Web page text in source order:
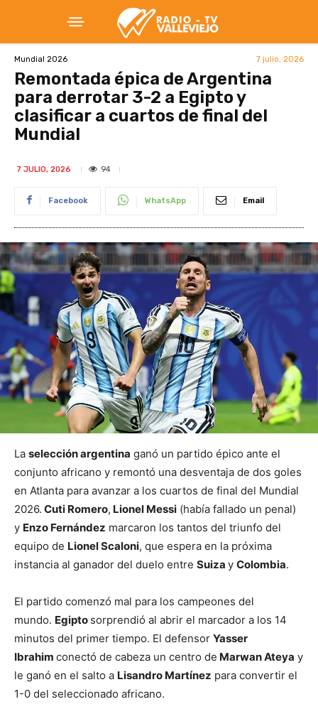
Mundial 2026 7 julio, 2026
Remontada épica de Argentina
para derrotar 3-2 a Egipto y
clasificar a cuartos de final del
Mundial
7 JULIO, 2026 94
Facebook WhatsApp Email
La selección argentina ganó un partido épico ante el
conjunto africano y remontó una desventaja de dos goles
en Atlanta para avanzar a los cuartos de final del Mundial
2026. Cuti Romero, Lionel Messi (había fallado un penal)
y Enzo Fernández marcaron los tantos del triunfo del
equipo de Lionel Scaloni, que espera en la próxima
instancia al ganador del duelo entre Suiza y Colombia.
El partido comenzó mal para los campeones del
mundo. Egipto sorprendió al abrir el marcador a los 14
minutos del primer tiempo. El defensor Yasser
Ibrahim conectó de cabeza un centro de Marwan Ateya y
le ganó en el salto a Lisandro Martínez para convertir el
1-0 del seleccionado africano.